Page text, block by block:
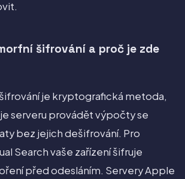
šifrování a proč je zde
je kryptografická metoda,
serveru provádět výpočty se
bez jejich dešifrování. Pro
Search vaše zařízení šifruje
před odesláním. Servery Apple